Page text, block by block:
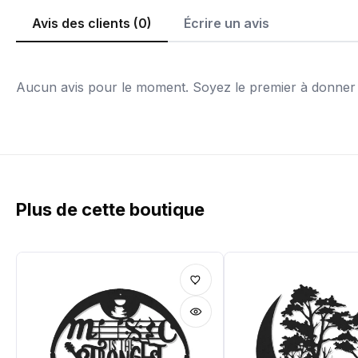
Avis des clients (0) Écrire un avis
Aucun avis pour le moment. Soyez le premier à
Plus de cette boutique